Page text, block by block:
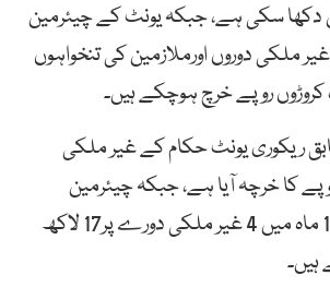
دکھا سکی ہے، جبکہ یونٹ کے چیئرمین
ملکی دوروں اورملازمین کی تنخواہوں
روپے خرچ ہوچکے ہیں۔
ریکوری یونٹ حکام کے غیر ملکی
لاکھ روپے کا خرچہ آیا ہے، جبکہ چیئرمین
ریکوری یونٹ کے 10 ماہ میں 4 غیر ملکی دورے پر17 لاکھ